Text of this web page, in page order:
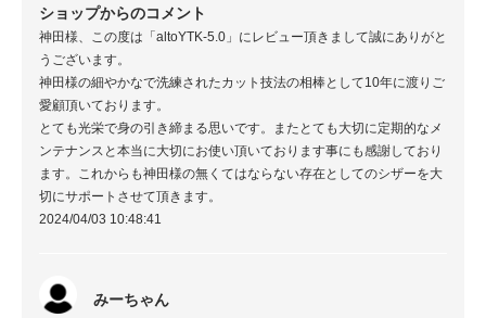
ショップからのコメント
神田様、この度は「altoYTK-5.0」にレビュー頂きまして誠にありがと
うございます。
神田様の細やかなで洗練されたカット技法の相棒として10年に渡りご
愛顧頂いております。
とても光栄で身の引き締まる思いです。またとても大切に定期的なメ
ンテナンスと本当に大切にお使い頂いております事にも感謝しており
ます。これからも神田様の無くてはならない存在としてのシザーを大
切にサポートさせて頂きます。
2024/04/03 10:48:41
みーちゃん